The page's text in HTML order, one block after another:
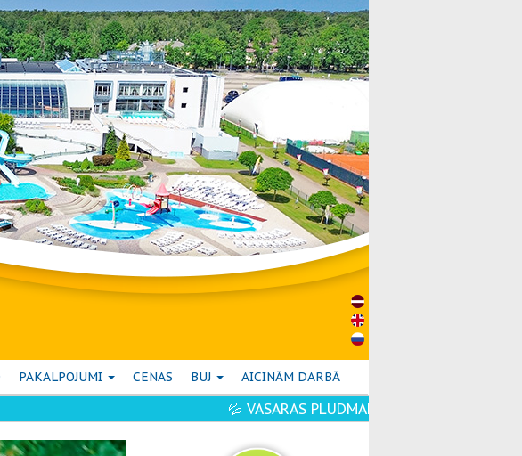
PAKALPOJUMI CENAS BUJ AICINĀM DARBĀ
PLUDMALE ATVĒRTA☀️🏖️ - VĒL VAIRĀK ŪDENS